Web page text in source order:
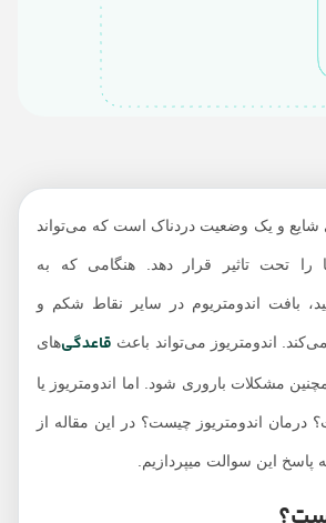
و یک وضعیت دردناک است که می‌تواند
تاثیر قرار دهد. هنگامی که به
بافت اندومتریوم در سایر نقاط شکم و
اندومتریوز می‌تواند باعثقاعدگی‌های
باروری شود. اما اندومتریوز یا
اندومتریوز چیست؟ در این مقاله از
این سوالت میپردازیم.